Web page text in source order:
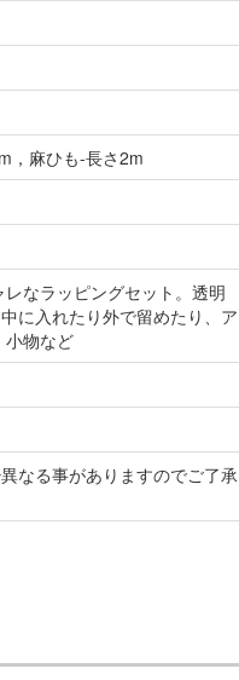
，麻ひも-長さ2m
なラッピングセット。透明
に入れたり外で留めたり、ア
小物など
なる事がありますのでご了承